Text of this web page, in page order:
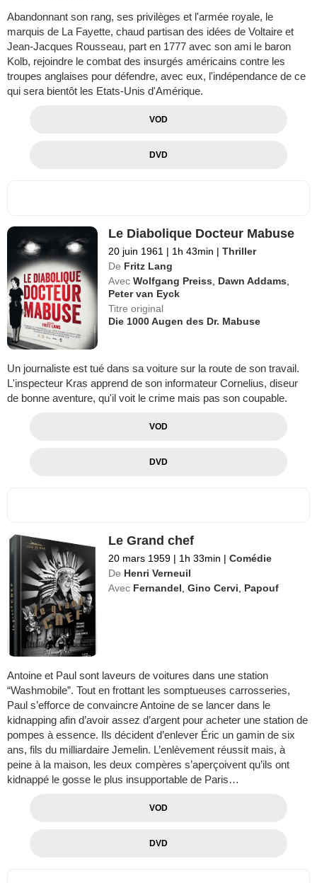
Abandonnant son rang, ses privilèges et l'armée royale, le
marquis de La Fayette, chaud partisan des idées de Voltaire et
Jean-Jacques Rousseau, part en 1777 avec son ami le baron
Kolb, rejoindre le combat des insurgés américains contre les
troupes anglaises pour défendre, avec eux, l'indépendance de ce
qui sera bientôt les Etats-Unis d'Amérique.
VOD
DVD
Le Diabolique Docteur Mabuse
20 juin 1961 | 1h 43min | Thriller
De Fritz Lang
Avec Wolfgang Preiss Dawn Addams
Peter van Eyck
Titre original
Die 1000 Augen des Dr. Mabuse
Un journaliste est tué dans sa voiture sur la route de son travail.
L'inspecteur Kras apprend de son informateur Cornelius, diseur
de bonne aventure, qu'il voit le crime mais pas son coupable.
VOD
DVD
Le Grand chef
20 mars 1959 | 1h 33min | Comédie
De Henri Verneuil
Avec Fernandel ,Gino Cervi Papouf
Antoine et Paul sont laveurs de voitures dans une station
“Washmobile”. Tout en frottant les somptueuses carrosseries,
Paul s’efforce de convaincre Antoine de se lancer dans le
kidnapping afin d’avoir assez d’argent pour acheter une station de
pompes à essence. Ils décident d’enlever Éric un gamin de six
ans, fils du milliardaire Jemelin. L’enlèvement réussit mais, à
peine à la maison, les deux compères s’aperçoivent qu’ils ont
kidnappé le gosse le plus insupportable de Paris…
VOD
DVD